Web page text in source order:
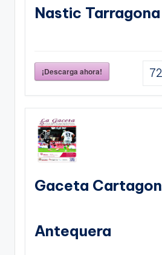
Nastic Tarragona
¡Descarga ahora!
Gaceta
Antequera